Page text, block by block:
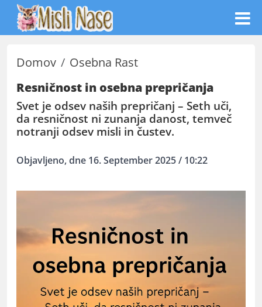
Domov
Osebna Rast
Resničnost in osebna prepričanja
Svet je odsev naših prepričanj – Seth uči,
da resničnost ni zunanja danost, temveč
notranji odsev misli in čustev.
Objavljeno, dne 16. September 2025 / 10:22